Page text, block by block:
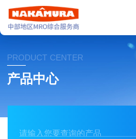
PRODUCT CENTER
产品中心